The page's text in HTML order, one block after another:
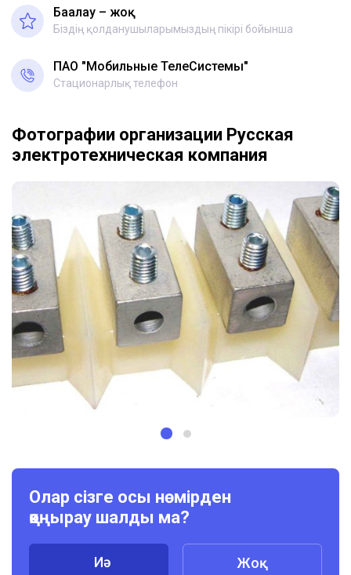
Бағалау – жоқ
Біздің қолданушыларымыздың пікірі бойынша
ПАО "Мобильные ТелеСистемы"
Стационарлық телефон
Фотографии организации Русская
электротехническая компания
Олар сізге осы нөмірден
қоңырау шалды ма?
Иә Жоқ